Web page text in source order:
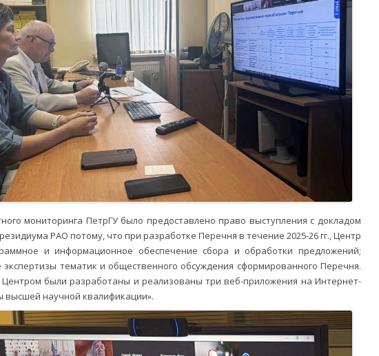
мониторинга ПетрГУ было предоставлено право выступления с докладом
РАО потому, что при разработке Перечня в течение 2025-26 гг., Центр
и информационное обеспечение сбора и обработки предложений;
тематик и общественного обсуждения сформированного Перечня.
Центром были разработаны и реализованы три веб-приложения на Интернет-
высшей научной квалификации».